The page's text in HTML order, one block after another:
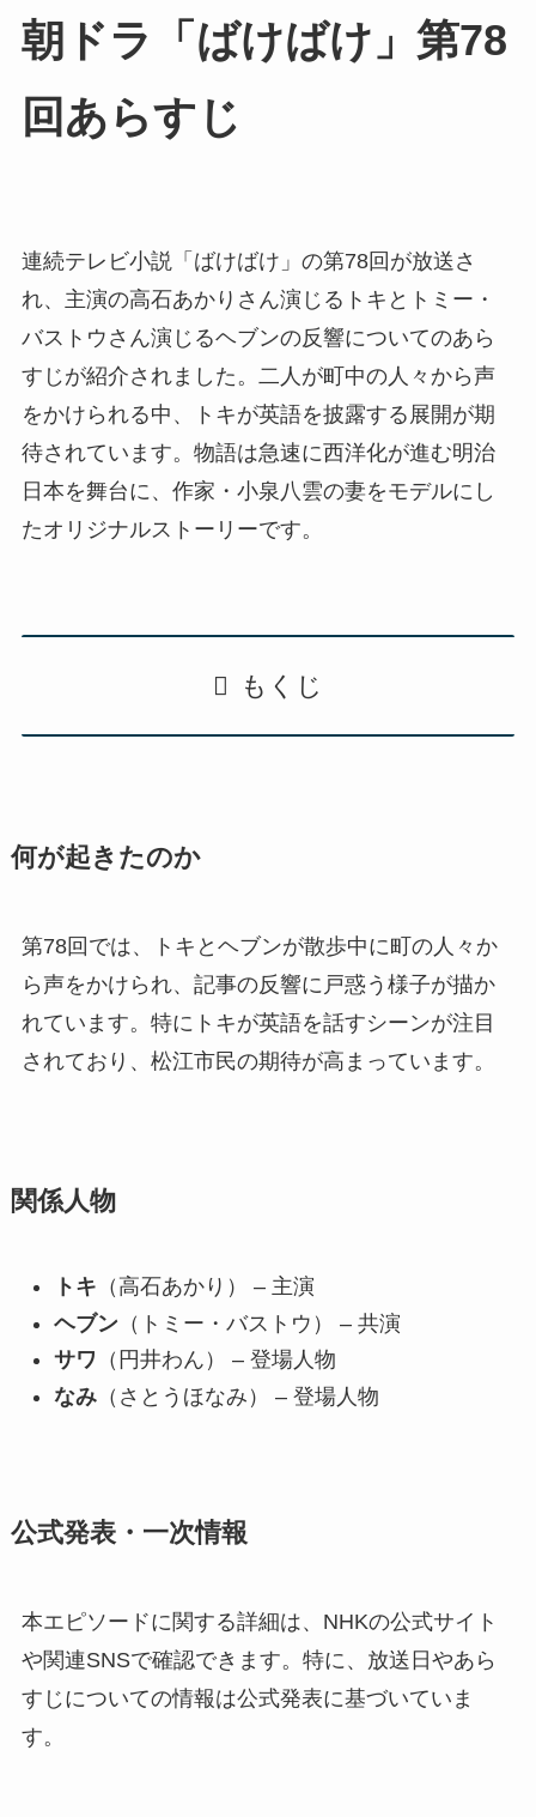
朝ドラ「ばけばけ」第78
回あらすじ
連続テレビ小説「ばけばけ」の第78回が放送さ
れ、主演の高石あかりさん演じるトキとトミー・
バストウさん演じるヘブンの反響についてのあら
すじが紹介されました。二人が町中の人々から声
をかけられる中、トキが英語を披露する展開が期
待されています。物語は急速に西洋化が進む明治
日本を舞台に、作家・小泉八雲の妻をモデルにし
たオリジナルストーリーです。
もくじ
何が起きたのか
第78回では、トキとヘブンが散歩中に町の人々か
ら声をかけられ、記事の反響に戸惑う様子が描か
れています。特にトキが英語を話すシーンが注目
されており、松江市民の期待が高まっています。
関係人物
トキ （高石あかり） – 主演
ヘブン（トミー・バストウ） – 共演
サワ （円井わん） – 登場人物
なみ（さとうほなみ） – 登場人物
公式発表・一次情報
本エピソードに関する詳細は、NHKの公式サイト
や関連SNSで確認できます。特に、放送日やあら
すじについての情報は公式発表に基づいていま
す。